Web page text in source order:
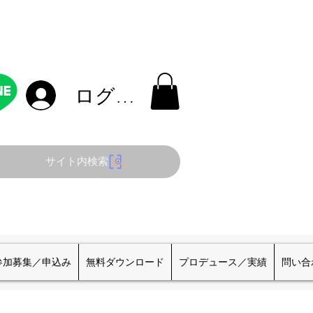
ログイン
サイト内検索
加募集／申込み 無料ダウンロード プロデュース／実績 問い